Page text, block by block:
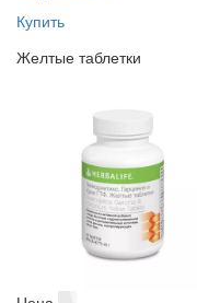
Купить
Желтые таблетки